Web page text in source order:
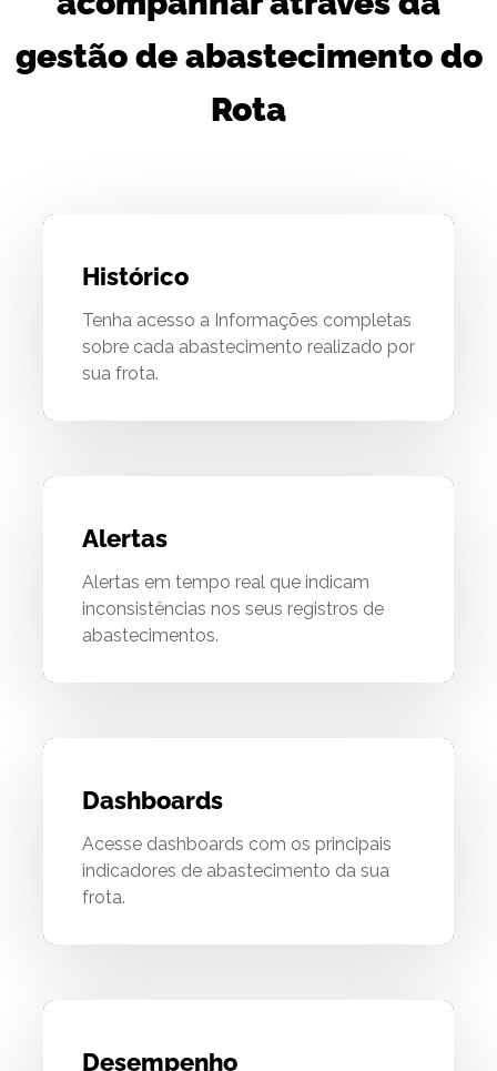
gestão de abastecimento do
Rota
Histórico
Tenha acesso a Informações completas
sobre cada abastecimento realizado por
sua frota.
Alertas
Alertas em tempo real que indicam
inconsistências nos seus registros de
abastecimentos.
Dashboards
Acesse dashboards com os principais
indicadores de abastecimento da sua
frota.
Desempenho